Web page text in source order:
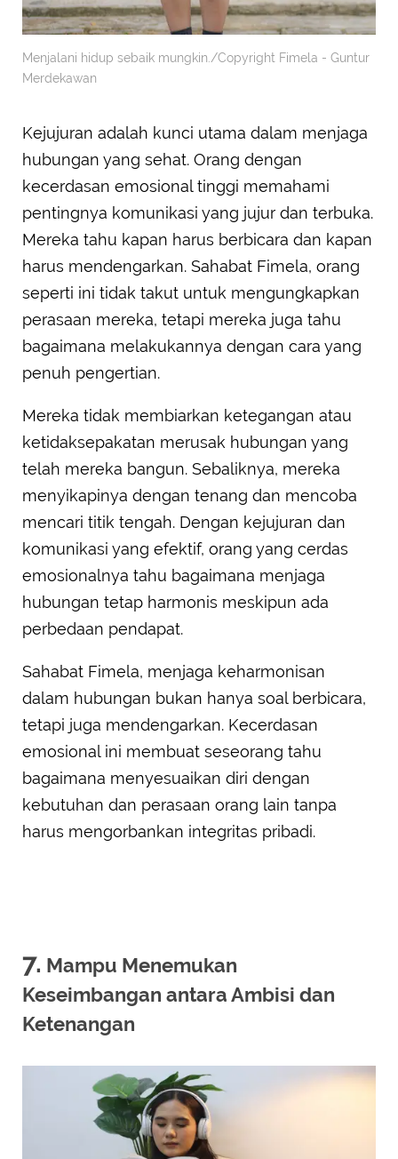
Menjalani hidup sebaik mungkin./Copyright Fimela - Guntur
Merdekawan
Kejujuran adalah kunci utama dalam menjaga
hubungan yang sehat. Orang dengan
kecerdasan emosional tinggi memahami
pentingnya komunikasi yang jujur dan terbuka.
Mereka tahu kapan harus berbicara dan kapan
harus mendengarkan. Sahabat Fimela, orang
seperti ini tidak takut untuk mengungkapkan
perasaan mereka, tetapi mereka juga tahu
bagaimana melakukannya dengan cara yang
penuh pengertian.
Mereka tidak membiarkan ketegangan atau
ketidaksepakatan merusak hubungan yang
telah mereka bangun. Sebaliknya, mereka
menyikapinya dengan tenang dan mencoba
mencari titik tengah. Dengan kejujuran dan
komunikasi yang efektif, orang yang cerdas
emosionalnya tahu bagaimana menjaga
hubungan tetap harmonis meskipun ada
perbedaan pendapat.
Sahabat Fimela, menjaga keharmonisan
dalam hubungan bukan hanya soal berbicara,
tetapi juga mendengarkan. Kecerdasan
emosional ini membuat seseorang tahu
bagaimana menyesuaikan diri dengan
kebutuhan dan perasaan orang lain tanpa
harus mengorbankan integritas pribadi.
7. Mampu Menemukan
Keseimbangan antara Ambisi dan
Ketenangan